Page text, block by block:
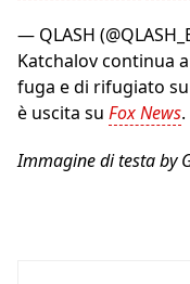
— QLASH
Katchalov continua
fuga e di rifugiato su
è uscita su Fox News.
Immagine di testa by